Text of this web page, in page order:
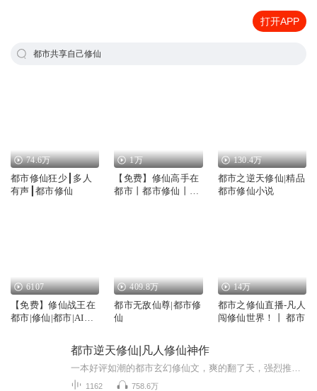
打开APP
都市共享自己修仙
74.6万
都市修仙狂少┃多人
有声┃都市修仙
1万
【免费】修仙高手在
都市丨都市修仙丨不
130.4万
都市之逆天修仙|精品
都市修仙小说
6107
【免费】修仙战王在
都市|修仙|都市|AI多
409.8万
都市无敌仙尊|都市修
仙
14万
都市之修仙直播-凡人
闯修仙世界！丨 都市
都市逆天修仙|凡人修仙神作
1162 758.6万